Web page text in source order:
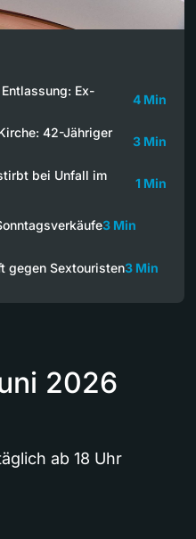
Ex-
4 Min
42-Jähriger
3 Min
bei Unfall im
1 Min
3 Min
gegen Sextouristen3 Min
2026
ab 18 Uhr